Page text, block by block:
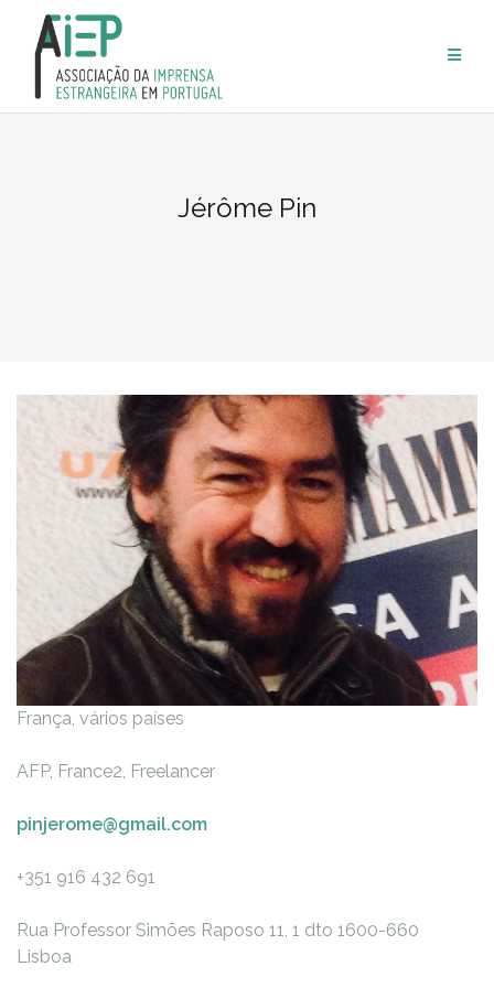
Jérôme Pin
França, vários países
AFP, France2, Freelancer
pinjerome@gmail.com
+351 916 432 691
Rua Professor Simões Raposo 11, 1 dto 1600-660
Lisboa